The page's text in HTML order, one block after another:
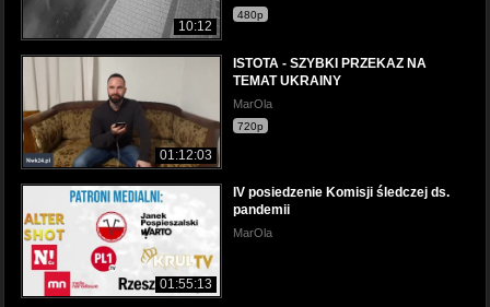
10:12
480p
01:12:03
ISTOTA - SZYBKI PRZEKAZ NA
TEMAT UKRAINY
MarOla
720p
01:55:13
IV posiedzenie Komisji śledczej ds.
pandemii
MarOla